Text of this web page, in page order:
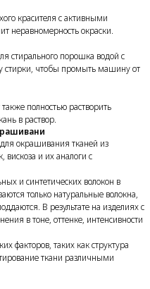
красителя с активными
неравномерность окраски.
стирального порошка водой с
стирки, чтобы промыть машину от
полностью растворить
в раствор.
окрашивания тканей из
вискоза и их аналоги с
и синтетических волокон в
только натуральные волокна,
В результате на изделиях с
в тоне, оттенке, интенсивности
факторов, таких как структура
ткани различными